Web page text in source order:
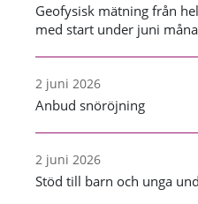
Geofysisk mätning från
med start under juni
2 juni 2026
Anbud snöröjning
2 juni 2026
Stöd till barn och unga